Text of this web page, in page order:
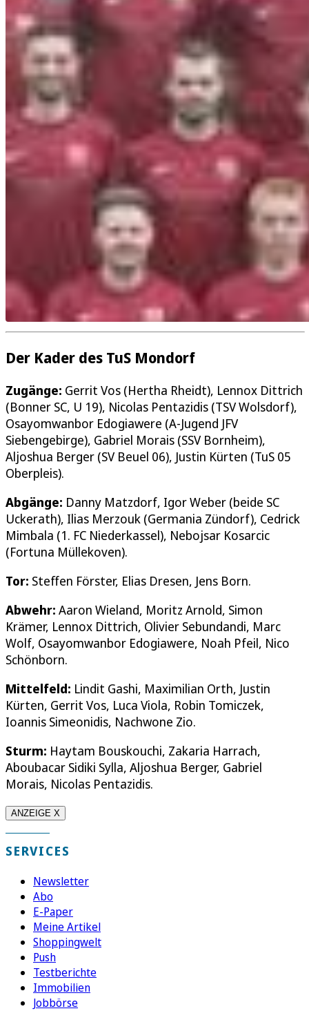
Der Kader des TuS Mondorf
Zugänge: Gerrit Vos (Hertha Rheidt), Lennox Dittrich
(Bonner SC, U 19), Nicolas Pentazidis (TSV Wolsdorf),
Osayomwanbor Edogiawere (A-Jugend JFV
Siebengebirge), Gabriel Morais (SSV Bornheim),
Aljoshua Berger (SV Beuel 06), Justin Kürten (TuS 05
Oberpleis).
Abgänge: Danny Matzdorf, Igor Weber (beide SC
Uckerath), Ilias Merzouk (Germania Zündorf), Cedrick
Mimbala (1. FC Niederkassel), Nebojsar Kosarcic
(Fortuna Müllekoven).
Tor: Steffen Förster, Elias Dresen, Jens Born.
Abwehr: Aaron Wieland, Moritz Arnold, Simon
Krämer, Lennox Dittrich, Olivier Sebundandi, Marc
Wolf, Osayomwanbor Edogiawere, Noah Pfeil, Nico
Schönborn.
Mittelfeld: Lindit Gashi, Maximilian Orth, Justin
Kürten, Gerrit Vos, Luca Viola, Robin Tomiczek,
Ioannis Simeonidis, Nachwone Zio.
Sturm: Haytam Bouskouchi, Zakaria Harrach,
Aboubacar Sidiki Sylla, Aljoshua Berger, Gabriel
Morais, Nicolas Pentazidis.
ANZEIGE X
SERVICES
Newsletter
Abo
E-Paper
Meine Artikel
Shoppingwelt
Push
Testberichte
Immobilien
Jobbörse